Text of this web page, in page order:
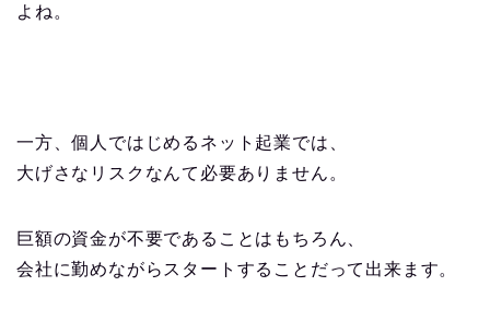
よね。
一方、個人ではじめるネット起業では、
大げさなリスクなんて必要ありません。
巨額の資金が不要であることはもちろん、
会社に勤めながらスタートすることだって出来ます。